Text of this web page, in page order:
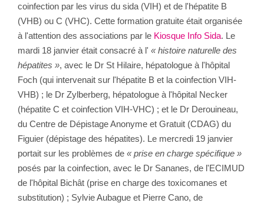
coinfection par les virus du sida (VIH) et de l'hépatite B
(VHB) ou C (VHC). Cette formation gratuite était organisée
à l'attention des associations par le Kiosque Info Sida. Le
mardi 18 janvier était consacré à l' « histoire naturelle des
hépatites », avec le Dr St Hilaire, hépatologue à l'hôpital
Foch (qui intervenait sur l'hépatite B et la coinfection VIH-
VHB) ; le Dr Zylberberg, hépatologue à l'hôpital Necker
(hépatite C et coinfection VIH-VHC) ; et le Dr Derouineau,
du Centre de Dépistage Anonyme et Gratuit (CDAG) du
Figuier (dépistage des hépatites). Le mercredi 19 janvier
portait sur les problèmes de « prise en charge spécifique »
posés par la coinfection, avec le Dr Sananes, de l'ECIMUD
de l'hôpital Bichât (prise en charge des toxicomanes et
substitution) ; Sylvie Aubague et Pierre Cano, de